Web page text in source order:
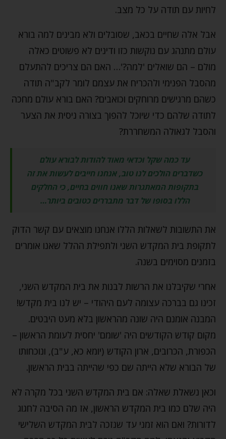
לחיות עם תודה על כל מצב.
אבל אלה שחיים בכאב, שסובלים ולא מבינים למה בורא
עולם מתנהג עם נוקשות כזו ודינים לא פשוטים כאלה
מולם – הם שואלים 'למה?'… האם הם צריכים להתעלם
מהסבל הפנימי ולהכריח את עצמם לומר לקב"ה תודה
כשהם מרגישים מרוחקים וכואבים? האם בורא עולם מחכה
לתודה שלהם כדי שיוכל להפוך בצורה ניסית את הצער
והסבל לגאולה המשחררת?
עד כמה שקל וכדאי מאוד להודות לבורא עולם
כשדברים הולכים לנו טוב, אנחנו חייבים לעשות את זה
בתקופות המאתגרות שאנו חווים בחיים, כי החלקים
הללו בסופו של דבר מתבררים כטובים ביותר…
את התשובות לשאלות הללו אנחנו מוצאים עם קשר הדוק
לתקופת בית המקדש השני ולתפילת ההלל שאנו אומרים
בזמנים מסוימים בשנה.
אחרי שקיבלנו את הרשות לבנות את בית המקדש השני,
זכינו גם בברכה עצומה לעם היהודי – יש לנו בית מקדש!
המבנה אומנם היה שונה מהראשון בלא מעט היבטים.
מקום קודש הקודשים היה 'שומם' יחסית לעומת הראשון –
הכפורת, הכרובים, ארון הקודש (יומא כא, ע"ב), ונוכחותו
של הבורא שלא הייתה שם כפי שהייתה בבית הראשון.
וכאן נשאלת שאלה: אם בית המקדש השני בכל מקרה לא
היה שלם כמו בית המקדש הראשון, אז מה הסיבה לחגוג
לדורות? ואם הוא זמני עד שנזכה לבית המקדש השלישי